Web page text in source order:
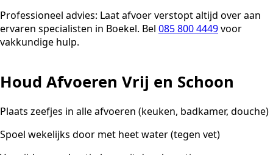
Professioneel advies: Laat afvoer verstopt altijd over aan
ervaren specialisten in Boekel. Bel 085 800 4449voor
vakkundige hulp.
Houd Afvoeren Vrij en Schoon
Plaats zeefjes in alle afvoeren (keuken, badkamer, douche)
Spoel wekelijks door met heet water (tegen vet)